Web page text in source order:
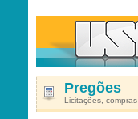
Pregões
Licitações, compras